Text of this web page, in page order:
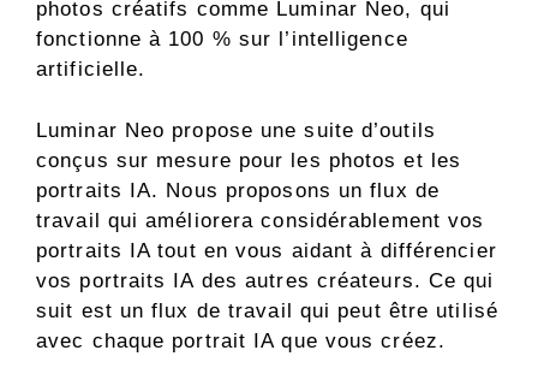
photos créatifs comme Luminar Neo, qui
fonctionne à 100 % sur l’intelligence
artificielle.
Luminar Neo propose une suite d’outils
conçus sur mesure pour les photos et les
portraits IA. Nous proposons un flux de
travail qui améliorera considérablement vos
portraits IA tout en vous aidant à différencier
vos portraits IA des autres créateurs. Ce qui
suit est un flux de travail qui peut être utilisé
avec chaque portrait IA que vous créez.